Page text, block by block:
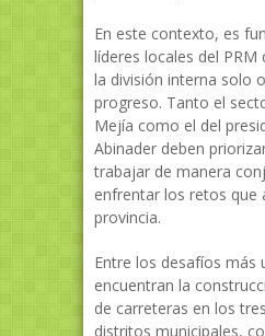
En este contexto, es
líderes locales del PRM
la división interna solo
progreso. Tanto el
Mejía como el del
Abinader deben
trabajar de manera
enfrentar los retos que
provincia.
Entre los desafíos más
encuentran la
de carreteras en los
distritos municipales,